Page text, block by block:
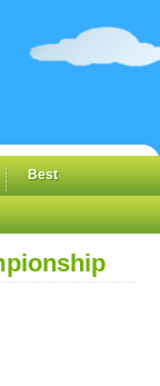
Best